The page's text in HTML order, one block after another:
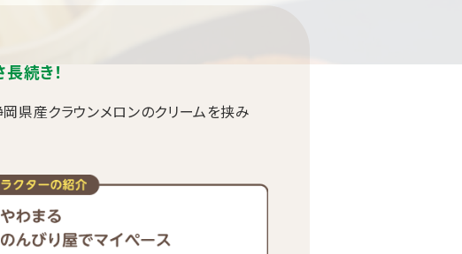
続き！
県産クラウンメロンのクリームを挟み